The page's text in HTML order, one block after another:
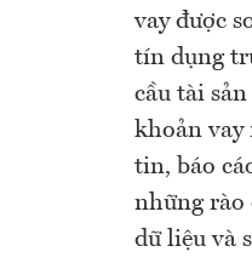
vay được
tín dụng
cầu tài
khoản vay
tin, báo
những rào
dữ liệu và